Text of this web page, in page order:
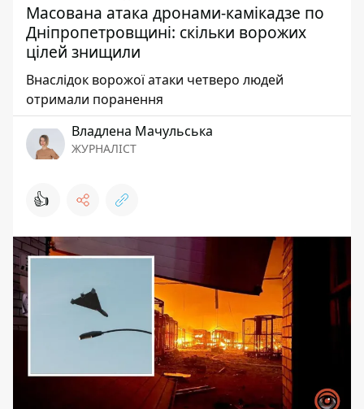
Масована атака дронами-камікадзе по
Дніпропетровщині: скільки ворожих
цілей знищили
Внаслідок ворожої атаки четверо людей
отримали поранення
Владлена Мачульська
ЖУРНАЛІСТ
👍